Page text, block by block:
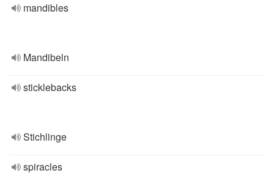
mandibles
Mandibeln
sticklebacks
Stichlinge
spiracles